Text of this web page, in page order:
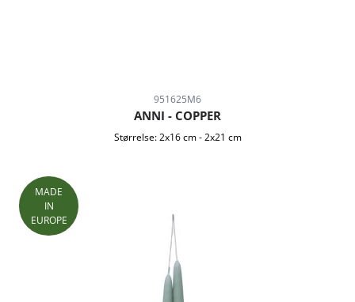
951625M6
ANNI - COPPER
Størrelse: 2x16 cm -2x21 cm
MADE
IN
EUROPE